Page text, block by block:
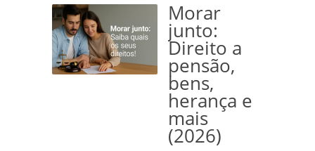
Morar
junto:
Direito a
pensão,
bens,
herança e
mais
(2026)